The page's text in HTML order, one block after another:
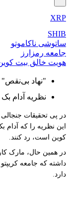
XRP
SHIB
ساتوشی ناکاموتو
جامعه رمزارز
هویت خالق بیت
"نهاد بی‌نقص"
نظریه آدام بک
در پی تحقیقات جنجالی
این نظریه را که
کوین است، رد کنند.
داشته که جامعه
دارد.